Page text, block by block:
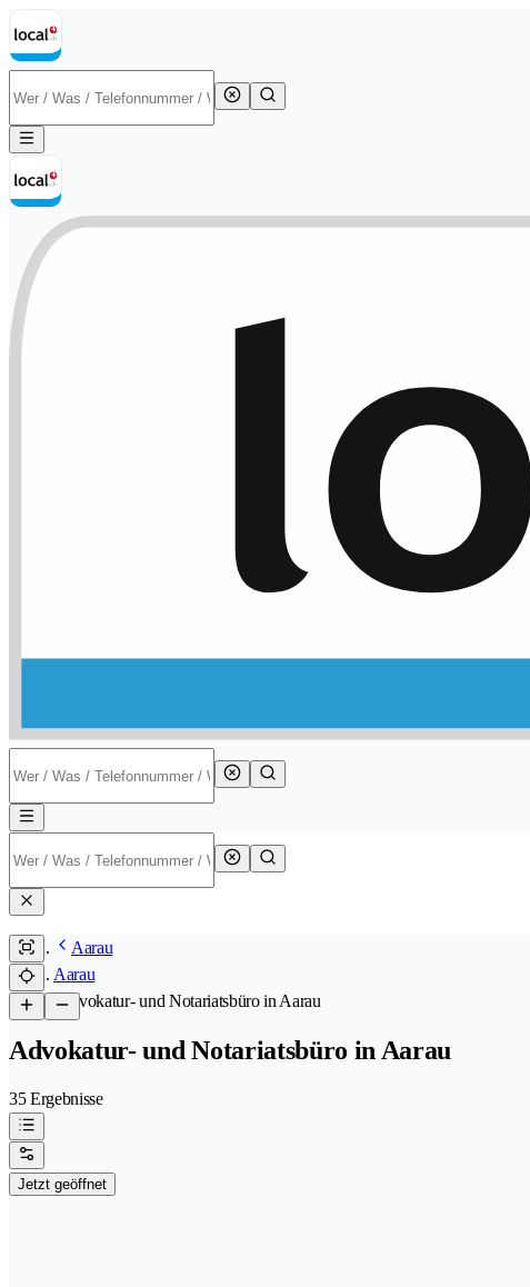
Aarau
Aarau
/Advokatur- und Notariatsbüro in Aarau
Advokatur- und Notariatsbüro in Aarau
35 Ergebnisse
Jetzt geöffnet